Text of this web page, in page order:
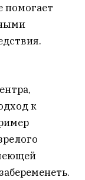
помогает
к